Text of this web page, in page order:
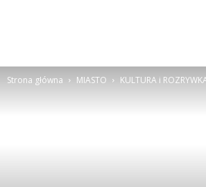
Strona główna MIASTO KULTURA i